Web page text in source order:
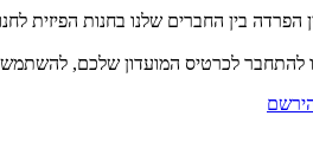
הפרדה בין החברים שלנו בחנות הפיזית
להתחבר לכרטיס המועדון שלכם,